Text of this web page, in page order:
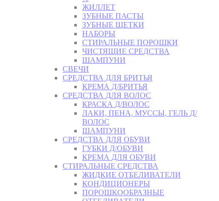
ЖИЛЛЕТ
ЗУБНЫЕ ПАСТЫ
ЗУБНЫЕ ЩЕТКИ
НАБОРЫ
СТИРАЛЬНЫЕ ПОРОШКИ
ЧИСТЯЩИЕ СРЕДСТВА
ШАМПУНИ
СВЕЧИ
СРЕДСТВА ДЛЯ БРИТЬЯ
КРЕМА Д/БРИТЬЯ
СРЕДСТВА ДЛЯ ВОЛОС
КРАСКА Д/ВОЛОС
ЛАКИ, ПЕНА, МУССЫ, ГЕЛЬ Д/
ВОЛОС
ШАМПУНИ
СРЕДСТВА ДЛЯ ОБУВИ
ГУБКИ Д/ОБУВИ
КРЕМА ДЛЯ ОБУВИ
СТИРАЛЬНЫЕ СРЕДСТВА
ЖИДКИЕ ОТБЕЛИВАТЕЛИ
КОНДИЦИОНЕРЫ
ПОРОШКООБРАЗНЫЕ